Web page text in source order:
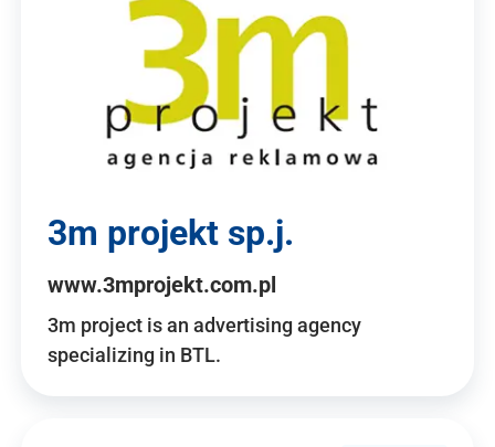
3m projekt sp.j.
www.3mprojekt.com.pl
3m project is an advertising agency
specializing in BTL.